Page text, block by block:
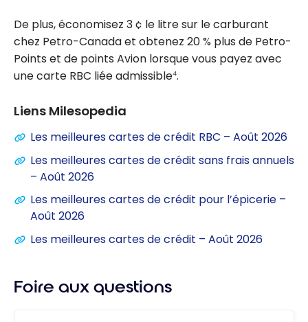
De plus, économisez 3 ¢ le litre sur le carburant
chez Petro-Canada et obtenez 20 % plus de Petro-
Points et de points Avion lorsque vous payez avec
une carte RBC liée admissible4.
Liens Milesopedia
Les meilleures cartes de crédit RBC – Août 2026
Les meilleures cartes de crédit sans frais annuels
– Août 2026
Les meilleures cartes de crédit pour l’épicerie –
Août 2026
Les meilleures cartes de crédit – Août 2026
Foire aux questions